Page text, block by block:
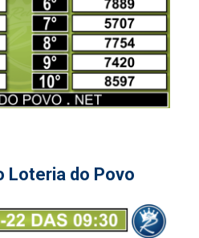
Loteria do Povo